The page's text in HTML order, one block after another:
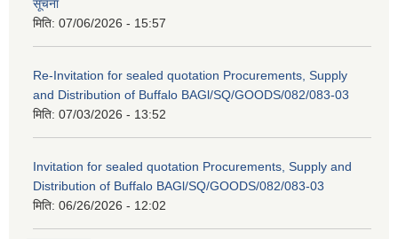
सूचना
मिति: 07/06/2026 - 15:57
Re-Invitation for sealed quotation Procurements, Supply
and Distribution of Buffalo BAGl/SQ/GOODS/082/083-03
मिति: 07/03/2026 - 13:52
Invitation for sealed quotation Procurements, Supply and
Distribution of Buffalo BAGl/SQ/GOODS/082/083-03
मिति: 06/26/2026 - 12:02